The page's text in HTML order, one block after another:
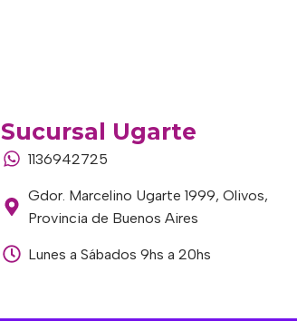
Sucursal Ugarte
1136942725
Gdor. Marcelino Ugarte 1999, Olivos,
Provincia de Buenos Aires
Lunes a Sábados 9hs a 20hs